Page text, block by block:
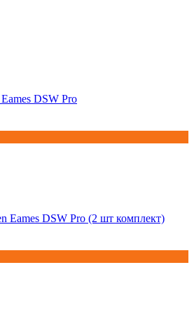
DSW Pro
Eames DSW Pro (2 шт комплект)